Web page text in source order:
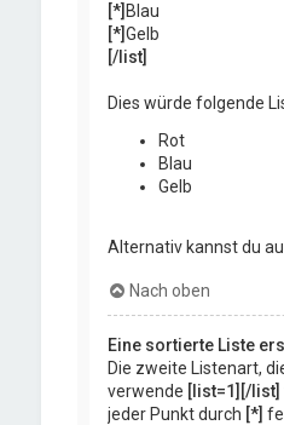
[*] Blau
[*]Gelb
[/list]
Dies würde folgende
Rot
Blau
Gelb
Alternativ kannst du
Nach oben
Eine sortierte Liste
Die zweite Listenart,
verwende [list=1][/list]
jeder Punkt durch [*]